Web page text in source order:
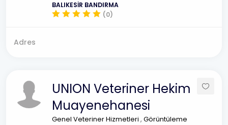
BALIKESİR BANDIRMA
(0)
Adres
UNION Veteriner Hekim
Muayenehanesi
Genel Veteriner Hizmetleri , Görüntüleme